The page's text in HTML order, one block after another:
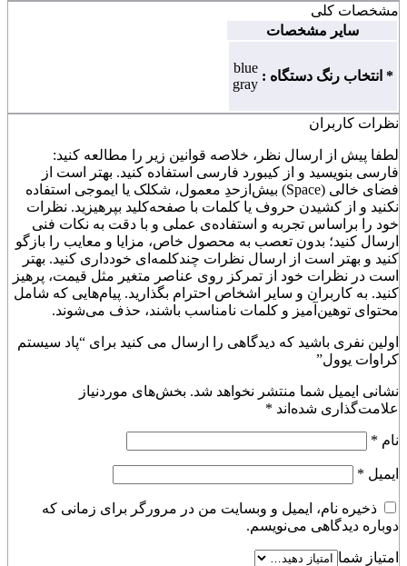
مشخصات کلی
سایر مشخصات
* انتخاب رنگ دستگاه :
blue
gray
نظرات کاربران
لطفا پیش از ارسال نظر، خلاصه قوانین زیر را مطالعه کنید:
فارسی بنویسید و از کیبورد فارسی استفاده کنید. بهتر است از
فضای خالی (Space) بیش‌از‌حدِ معمول، شکلک یا ایموجی استفاده
نکنید و از کشیدن حروف یا کلمات با صفحه‌کلید بپرهیزید. نظرات
خود را براساس تجربه و استفاده‌ی عملی و با دقت به نکات فنی
ارسال کنید؛ بدون تعصب به محصول خاص، مزایا و معایب را بازگو
کنید و بهتر است از ارسال نظرات چندکلمه‌‌ای خودداری کنید. بهتر
است در نظرات خود از تمرکز روی عناصر متغیر مثل قیمت، پرهیز
کنید. به کاربران و سایر اشخاص احترام بگذارید. پیام‌هایی که شامل
محتوای توهین‌آمیز و کلمات نامناسب باشند، حذف می‌شوند.
اولین نفری باشید که دیدگاهی را ارسال می کنید برای “پاد سیستم
کراوات یوول”
نشانی ایمیل شما منتشر نخواهد شد. بخش‌های موردنیاز
علامت‌گذاری شده‌اند *
نام *
ایمیل *
ذخیره نام، ایمیل و وبسایت من در مرورگر برای زمانی که
دوباره دیدگاهی می‌نویسم.
امتیاز شما